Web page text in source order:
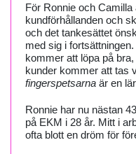
För Ronnie och
kundförhållanden och
och det tankesättet
med sig i
kommer att löpa på
kunder kommer att tas
fingerspetsarna är en
Ronnie har nu nästan
på EKM i 28 år. Mitt i
ofta blott en dröm för